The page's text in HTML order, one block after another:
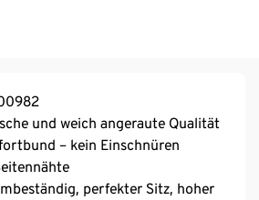
und weich angeraute Qualität
– kein Einschnüren
perfekter Sitz, hoher